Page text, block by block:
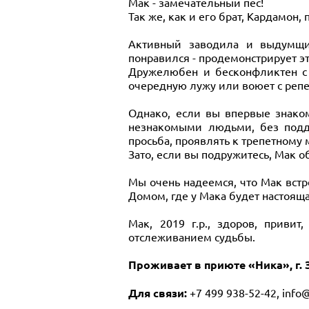
Мак - замечательный пёс!
Так же, как и его брат,
Активный заводила и
понравился - продемонстрирует
Дружелюбен и бесконфликтен
очередную лужу или воюет с
Однако, если вы впервые
незнакомыми людьми, без
просьба, проявлять к
Зато, если вы подружитесь, Мак
Мы очень надеемся, что Мак
Домом, где у Мака будет
Мак, 2019 г.р., здоров, привит,
отслеживанием судьбы.
Проживает в приюте «Ника», г.
Для связи: +7 499 938-52-42,